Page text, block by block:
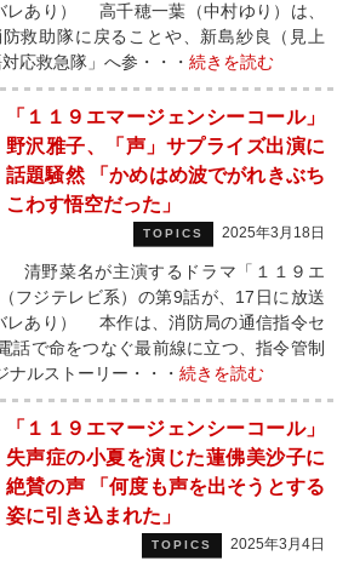
レあり） 高千穂一葉（中村ゆり）は、
救助隊に戻ることや、新島紗良（見上
応救急隊」へ参・・・ 続きを読む
「１１９エマージェンシーコール」
野沢雅子、「声」サプライズ出演に
話題騒然 「かめはめ波でがれきぶち
こわす悟空だった」
TOPICS 2025年3月18日
清野菜名が主演するドラマ「１１９エ
フジテレビ系）の第9話が、17日に放送
レあり） 本作は、消防局の通信指令セ
話で命をつなぐ最前線に立つ、指令管制
ナルストーリー・・・ 続きを読む
「１１９エマージェンシーコール」
失声症の小夏を演じた蓮佛美沙子に
絶賛の声 「何度も声を出そうとする
姿に引き込まれた」
TOPICS 2025年3月4日